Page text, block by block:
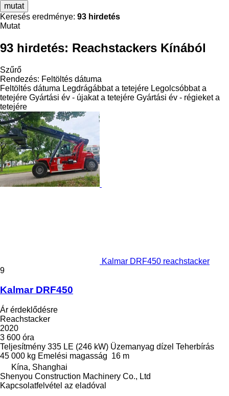
mutat
Keresés eredménye: 93 hirdetés
Mutat
93 hirdetés: Reachstackers Kínából
Szűrő
Rendezés: Feltöltés dátuma
Feltöltés dátuma Legdrágábbat a tetejére Legolcsóbbat a
tetejére Gyártási év - újakat a tetejére Gyártási év - régieket a
tetejére
Kalmar DRF450 reachstacker
9
Kalmar DRF450
Ár érdeklődésre
Reachstacker
2020
3 600 óra
Teljesítmény 335 LE (246 kW) Üzemanyag dízel Teherbírás
45 000 kg Emelési magasság 16 m
Kína, Shanghai
Shenyou Construction Machinery Co., Ltd
Kapcsolatfelvétel az eladóval